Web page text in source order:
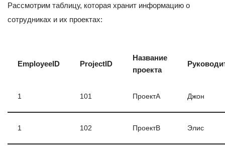
Рассмотрим таблицу, которая хранит информацию о
сотрудниках и их проектах:
EmployeeID ProjectID
Название
проекта
1 101 ПроектA Джон
1 102 ПроектB Элис